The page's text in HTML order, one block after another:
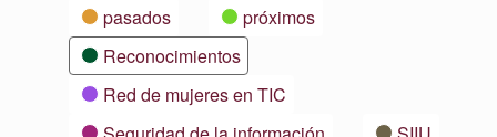
pasados
próximos
Reconocimientos
Red de mujeres en TIC